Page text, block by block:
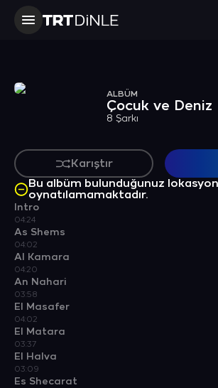
ALBÜM
Çocuk ve Deniz
8 Şarkı
Karıştır
Bu albüm bulunduğunuz
oynatılamamaktadır.
Intro
04:24
As Shems
04:02
Al Kamara
04:20
An Nahari
03:58
El Masafer
04:02
El Matara
03:37
El Halva
03:09
Es Shecarat